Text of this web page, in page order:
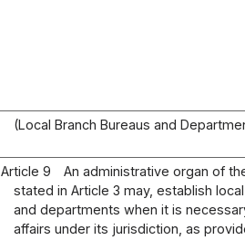
(Local Branch Bureaus and
Article 9
An administrative organ of
stated in Article 3 may, establish
and departments when it is
affairs under its jurisdiction, as